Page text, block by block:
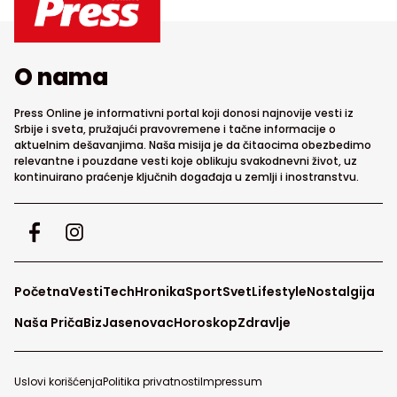
O nama
Press Online je informativni portal koji donosi najnovije vesti iz
Srbije i sveta, pružajući pravovremene i tačne informacije o
aktuelnim dešavanjima. Naša misija je da čitaocima obezbedimo
relevantne i pouzdane vesti koje oblikuju svakodnevni život, uz
kontinuirano praćenje ključnih događaja u zemlji i inostranstvu.
PočetnaVestiTechHronikaSportSvetLifestyleNostalgija
Naša PričaBizJasenovacHoroskopZdravlje
Uslovi korišćenjaPolitika privatnostiImpressum